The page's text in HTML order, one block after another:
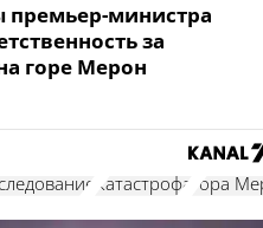
премьер-министра
за
горе Мерон
Катастрофа гора